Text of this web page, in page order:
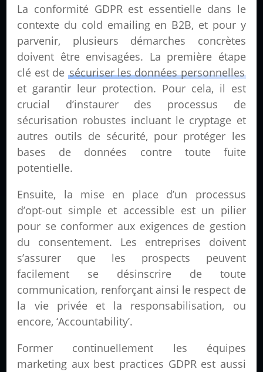
La conformité GDPR est essentielle dans le
contexte du cold emailing en B2B, et pour y
parvenir, plusieurs démarches concrètes
doivent être envisagées. La première étape
clé est de sécuriser les données personnelles
et garantir leur protection. Pour cela, il est
crucial d’instaurer des processus de
sécurisation robustes incluant le cryptage et
autres outils de sécurité, pour protéger les
bases de données contre toute fuite
potentielle.
Ensuite, la mise en place d’un processus
d’opt-out simple et accessible est un pilier
pour se conformer aux exigences de gestion
du consentement. Les entreprises doivent
s’assurer que les prospects peuvent
facilement se désinscrire de toute
communication, renforçant ainsi le respect de
la vie privée et la responsabilisation, ou
encore, ‘Accountability’.
Former continuellement les équipes
marketing aux best practices GDPR est aussi